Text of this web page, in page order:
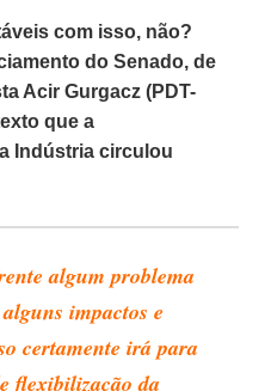
com isso, não?
do Senado, de
Acir Gurgacz (PDT-
que a
Indústria circulou
algum problema
impactos e
certamente irá para
flexibilização da